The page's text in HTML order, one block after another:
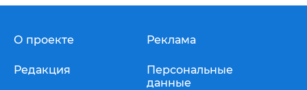
О проекте
Редакция
Реклама
Персональные
данные